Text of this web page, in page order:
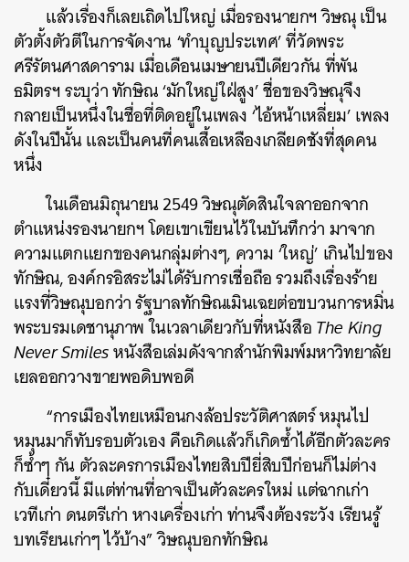
แล้วเรื่องก็เลยเถิดไปใหญ่ เมื่อรองนายกฯ วิษณุ เป็น
ตัวตั้งตัวตีในการจัดงาน ‘ทำบุญประเทศ’ ที่วัดพระ
ศรีรัตนศาสดาราม เมื่อเดือนเมษายนปีเดียวกัน ที่พัน
ธมิตรฯ ระบุว่า ทักษิณ ‘มักใหญ่ใฝ่สูง’ ชื่อของวิษณุจึง
กลายเป็นหนึ่งในชื่อที่ติดอยู่ในเพลง ‘ไอ้หน้าเหลี่ยม’ เพลง
ดังในปีนั้น และเป็นคนที่คนเสื้อเหลืองเกลียดชังที่สุดคน
หนึ่ง
ในเดือนมิถุนายน 2549 วิษณุตัดสินใจลาออกจาก
ตำแหน่งรองนายกฯ โดยเขาเขียนไว้ในบันทึกว่า มาจาก
ความแตกแยกของคนกลุ่มต่างๆ, ความ ‘ใหญ่’ เกินไปของ
ทักษิณ, องค์กรอิสระไม่ได้รับการเชื่อถือ รวมถึงเรื่องร้าย
แรงที่วิษณุบอกว่า รัฐบาลทักษิณเมินเฉยต่อขบวนการหมิ่น
พระบรมเดชานุภาพ ในเวลาเดียวกับที่หนังสือThe King
Never Smilesหนังสือเล่มดังจากสำนักพิมพ์มหาวิทยาลัย
เยลออกวางขายพอดิบพอดี
“การเมืองไทยเหมือนกงล้อประวัติศาสตร์ หมุนไป
หมุนมาก็ทับรอบตัวเอง คือเกิดแล้วก็เกิดซ้ำได้อีกตัวละคร
ก็ซ้ำๆ กัน ตัวละครการเมืองไทยสิบปียี่สิบปีก่อนก็ไม่ต่าง
กับเดี๋ยวนี้ มีแต่ท่านที่อาจเป็นตัวละครใหม่ แต่ฉากเก่า
เวทีเก่า ดนตรีเก่า หางเครื่องเก่า ท่านจึงต้องระวัง เรียนรู้
บทเรียนเก่าๆ ไว้บ้าง” วิษณุบอกทักษิณ
ค้นหา
SHARE TWEET LINE